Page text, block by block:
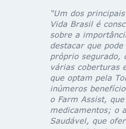
“Um dos
Vida Brasil é
sobre a
destacar que
próprio segurado,
várias coberturas
que optam pela
inúmeros
o Farm Assist,
medicamentos; o
Saudável, que